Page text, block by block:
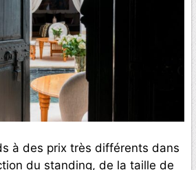
à des prix très différents dans
du standing, de la taille de